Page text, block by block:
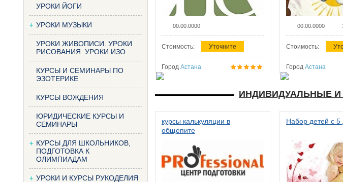
УРОКИ ЙОГИ
УРОКИ МУЗЫКИ
УРОКИ ЖИВОПИСИ. УРОКИ
РИСОВАНИЯ. УРОКИ ИЗО
КУРСЫ И СЕМИНАРЫ ПО
ЭЗОТЕРИКЕ
КУРСЫ ВОЖДЕНИЯ
ЮРИДИЧЕСКИЕ КУРСЫ И
СЕМИНАРЫ
КУРСЫ ДЛЯ ШКОЛЬНИКОВ,
ПОДГОТОВКА К
ОЛИМПИАДАМ
УРОКИ И КУРСЫ РУКОДЕЛИЯ
00.00.0000
Стоимость: Уточните
Город Астана
00.00.0000
Стоимость:
Город Астана
ИНДИВИДУАЛЬНЫЕ И
курсы калькуляции в
общепите
Набор детей с 5